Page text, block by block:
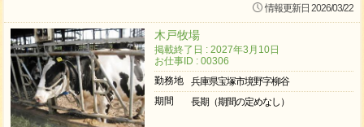
情報更新日 2026/03/22
木戸牧場
掲載終了日 : 2027年3月10日
お仕事ID : 00306
勤務地
兵庫県宝塚市境野字柳谷
期間
長期（期間の定めなし）